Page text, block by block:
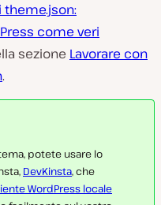
theme.json:
come veri
sezione Lavorare con
.
potete usare lo
DevKinsta, che
WordPress locale